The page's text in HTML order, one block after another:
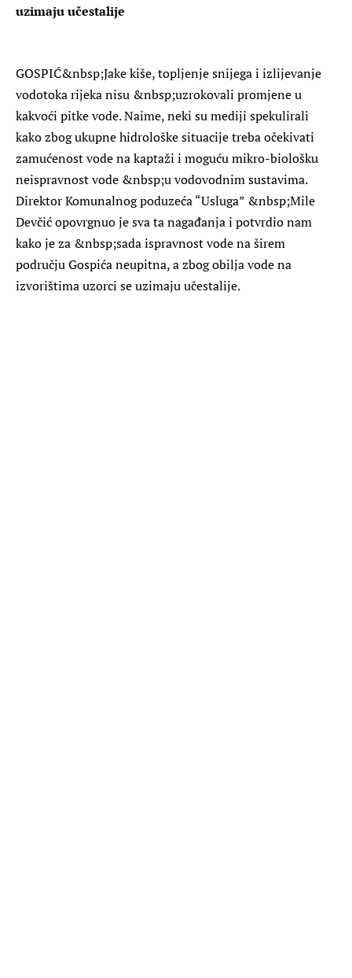
uzimaju učestalije
GOSPIĆ&nbsp;Jake kiše, topljenje snijega i izlijevanje
vodotoka rijeka nisu &nbsp;uzrokovali promjene u
kakvoći pitke vode. Naime, neki su mediji spekulirali
kako zbog ukupne hidrološke situacije treba očekivati
zamućenost vode na kaptaži i moguću mikro-biološku
neispravnost vode &nbsp;u vodovodnim sustavima.
Direktor Komunalnog poduzeća “Usluga” &nbsp;Mile
Devčić opovrgnuo je sva ta nagađanja i potvrdio nam
kako je za &nbsp;sada ispravnost vode na širem
području Gospića neupitna, a zbog obilja vode na
izvorištima uzorci se uzimaju učestalije.